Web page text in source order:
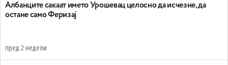
Aлбанците сакаат името Урошевац целосно да исчезне, да
остане само Феризај
пред 2 недели